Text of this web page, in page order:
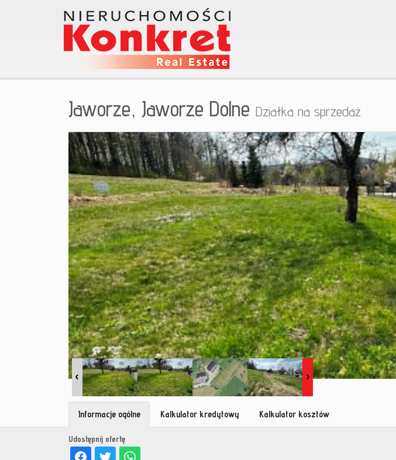
Jaworze, Jaworze Dolne Działka na sprzedaż
Udostępnij ofertę
Informacje ogólne Kalkulator kredytowy Kalkulator kosztów